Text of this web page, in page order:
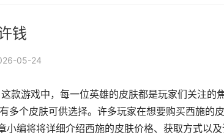
钱
05-24
款游戏中，每一位英雄的皮肤都是玩家们关注的
多个皮肤可供选择。许多玩家在想要购买西施的
小编将将详细介绍西施的皮肤价格、获取方式以